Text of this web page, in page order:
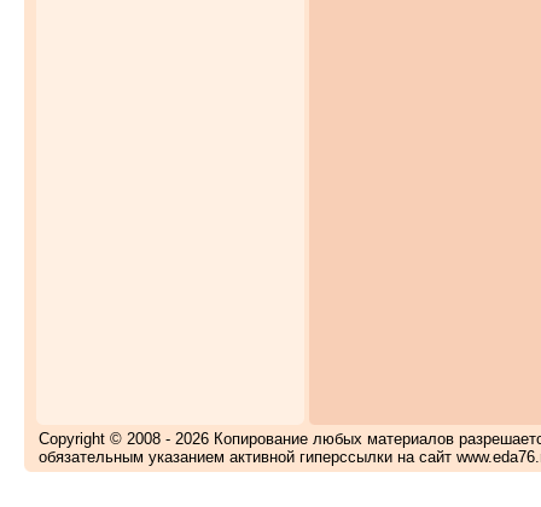
Copyright © 2008 - 2026 Копирование любых материалов
обязательным указанием активной гиперссылки на сайт